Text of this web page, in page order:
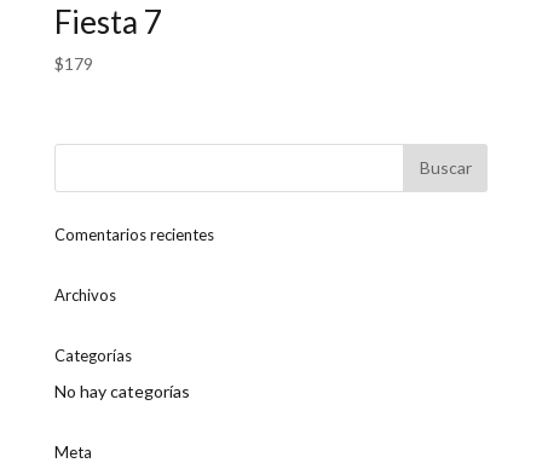
Fiesta 7
$179
Comentarios recientes
Archivos
Categorías
No hay categorías
Meta